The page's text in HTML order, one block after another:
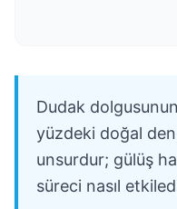
Dudak
yüzdeki doğal
unsurdur; gülüş
süreci nasıl